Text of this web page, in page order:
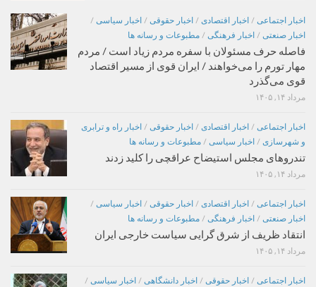
اخبار اجتماعی / اخبار اقتصادی / اخبار حقوقی / اخبار سیاسی /
اخبار صنعتی / اخبار فرهنگی / مطبوعات و رسانه ها
فاصله حرف مسئولان با سفره مردم زیاد است / مردم
مهار تورم را می‌خواهند / ایران قوی از مسیر اقتصاد
قوی می‌گذرد
مرداد ۱۴, ۱۴۰۵
اخبار اجتماعی / اخبار اقتصادی / اخبار حقوقی / اخبار راه و ترابری
و شهرسازی / اخبار سیاسی / مطبوعات و رسانه ها
تندروهای مجلس استیضاح عراقچی را کلید زدند
مرداد ۱۴, ۱۴۰۵
اخبار اجتماعی / اخبار اقتصادی / اخبار حقوقی / اخبار سیاسی /
اخبار صنعتی / اخبار فرهنگی / مطبوعات و رسانه ها
انتقاد ظریف از شرق گرایی سیاست خارجی ایران
مرداد ۱۴, ۱۴۰۵
اخبار اجتماعی / اخبار حقوقی / اخبار دانشگاهی / اخبار سیاسی /